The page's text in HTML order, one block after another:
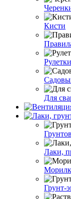
Кисти
Рулетки
Для
Лаки,
Грунт-